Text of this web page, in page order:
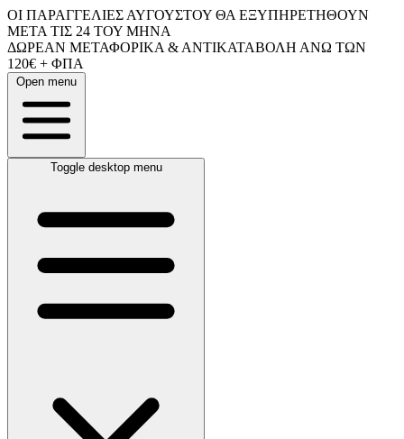
ΟΙ ΠΑΡΑΓΓΕΛΙΕΣ ΑΥΓΟΥΣΤΟΥ ΘΑ ΕΞΥΠΗΡΕΤΗΘΟΥΝ
ΜΕΤΑ ΤΙΣ 24 ΤΟΥ ΜΗΝΑ
ΔΩΡΕΑΝ ΜΕΤΑΦΟΡΙΚΑ & ΑΝΤΙΚΑΤΑΒΟΛΗ ΑΝΩ ΤΩΝ
120€ + ΦΠΑ
Open menu
Toggle desktop menu